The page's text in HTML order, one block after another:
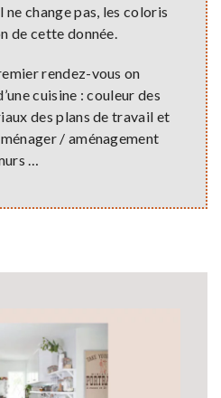
ne change pas, les coloris
de cette donnée.
rendez-vous on
cuisine : couleur des
des plans de travail et
/ aménagement
…